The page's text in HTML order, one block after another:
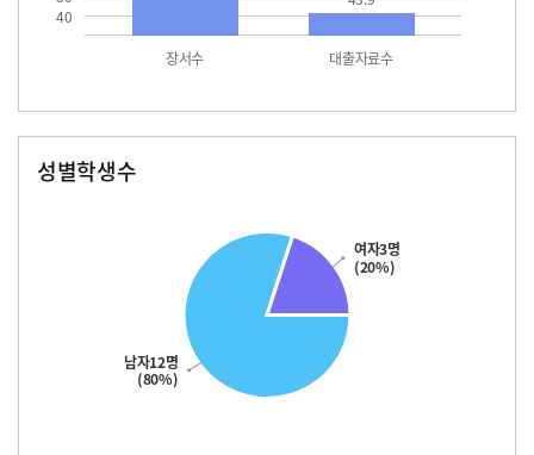
40
장서수 대출자료수
성별학생수
남자12명
(80%)
여자3명
(20%)